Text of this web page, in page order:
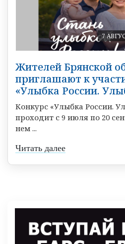
7
Жителей Брянской
приглашают к
«Улыбка России.
Конкурс «Улыбка России.
проходит с 9 июля по 20
нем ...
Читать далее